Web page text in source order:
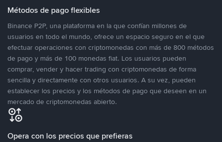
Métodos de pago flexibles
Binance P2P, una plataforma en la que confían millones de
usuarios en todo el mundo, ofrece un espacio seguro en el que
efectuar operaciones con criptomonedas con más de 800 métodos
de pago y más de 100 monedas fiat. Los usuarios pueden
comprar, vender y hacer trading con criptomonedas de forma
sencilla y directamente con otros usuarios. A su vez, pueden
establecer los precios y los métodos de pago que deseen en un
mercado de criptomonedas abierto.
Opera con los precios que prefieras